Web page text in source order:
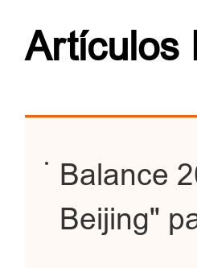
Artículos
Balance
Beijing"